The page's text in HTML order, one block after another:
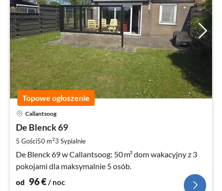
Topowe ogłoszenie
Callantsoog
De Blenck 69
5 Gości50 m23 Sypialnie
De Blenck 69 w Callantsoog: 50 m² dom wakacyjny z 3
pokojami dla maksymalnie 5 osób.
od 96€/ noc